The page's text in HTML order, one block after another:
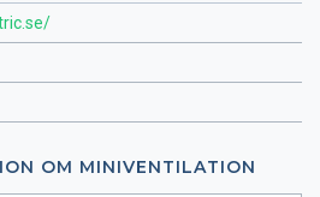
OM MINIVENTILATION